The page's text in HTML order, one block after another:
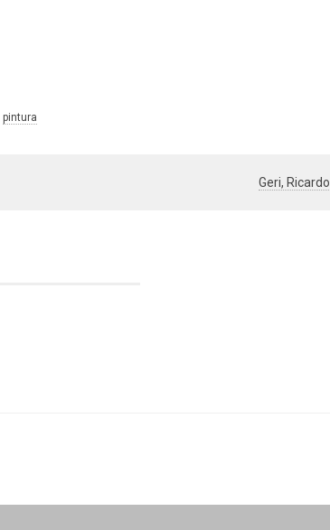
pintura
Geri, Ricardo